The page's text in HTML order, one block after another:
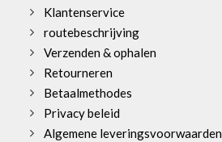
Klantenservice
routebeschrijving
Verzenden & ophalen
Retourneren
Betaalmethodes
Privacy beleid
Algemene leveringsvoorwaarden